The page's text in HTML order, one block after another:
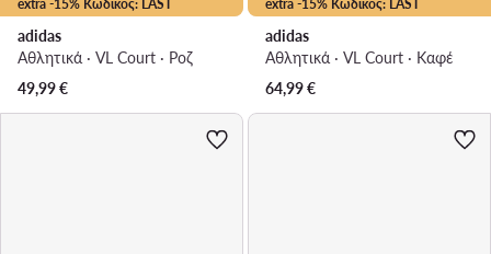
extra -15% Κωδικός: LAST
adidas
Αθλητικά · VL Court · Ροζ
49,99€
extra -15% Κωδικός: LAST
adidas
Αθλητικά · VL Court · Καφέ
64,99€